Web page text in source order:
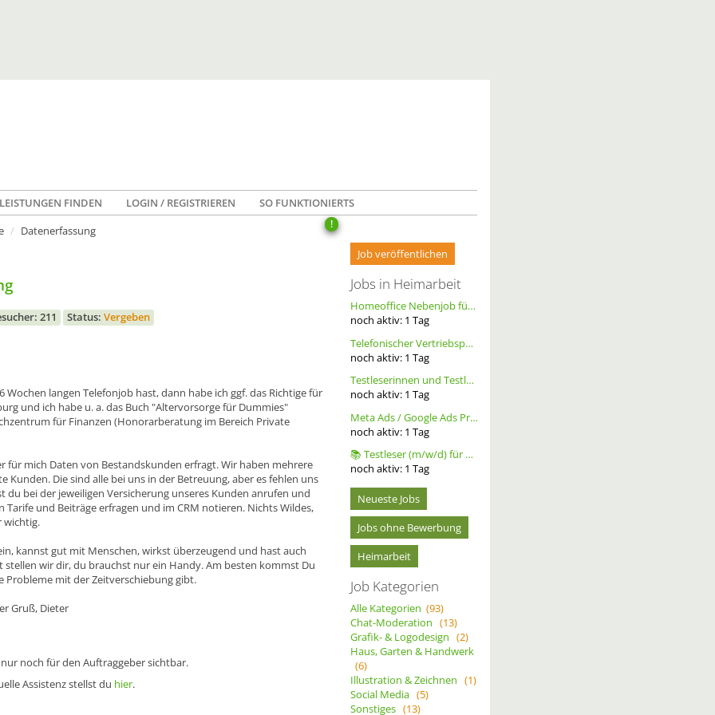
FINDEN LOGIN / REGISTRIEREN SO FUNKTIONIERTS
!
Datenerfassung
211 Status: Vergeben
Wochen langen Telefonjob hast, dann habe ich ggf. das Richtige für
und ich habe u. a. das Buch "Altervorsorge für Dummies"
für Finanzen (Honorarberatung im Bereich Private
für mich Daten von Bestandskunden erfragt. Wir haben mehrere
Kunden. Die sind alle bei uns in der Betreuung, aber es fehlen uns
du bei der jeweiligen Versicherung unseres Kunden anrufen und
Tarife und Beiträge erfragen und im CRM notieren. Nichts Wildes,
wichtig.
kannst gut mit Menschen, wirkst überzeugend und hast auch
stellen wir dir, du brauchst nur ein Handy. Am besten kommst Du
Probleme mit der Zeitverschiebung gibt.
Gruß, Dieter
noch für den Auftraggeber sichtbar.
Assistenz stellst du hier.
Job veröffentlichen
Jobs in Heimarbeit
Homeoffice Nebenjob für Datenerfassung & Terminmanagement – 100 % Remote als Freelancer m/w/d
noch aktiv: 1 Tag
Telefonischer Vertriebspartner
noch aktiv: 1 Tag
Testleserinnen und Testleser für neues Buch gesucht
noch aktiv: 1 Tag
Meta Ads / Google Ads Profi (m/w/d)
noch aktiv: 1 Tag
📚 Testleser (m/w/d) für Bücher gesucht – langfristige Zusammenarbeit
noch aktiv: 1 Tag
Neueste Jobs
Jobs ohne Bewerbung
Heimarbeit
Job Kategorien
Alle Kategorien (93)
Chat-Moderation (13)
Grafik- & Logodesign (2)
Haus, Garten & Handwerk
(6)
Illustration & Zeichnen (1)
Social Media (5)
Sonstiges (13)